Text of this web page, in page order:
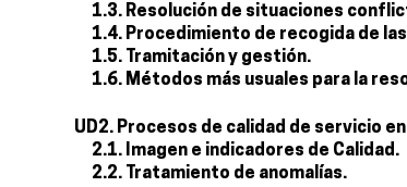
1.3. Resolución de situaciones
1.4. Procedimiento de recogida de
1.5. Tramitación y gestión.
1.6. Métodos más usuales para la
UD2. Procesos de calidad de servicio
2.1. Imagen e indicadores de Calidad.
2.2. Tratamiento de anomalías.